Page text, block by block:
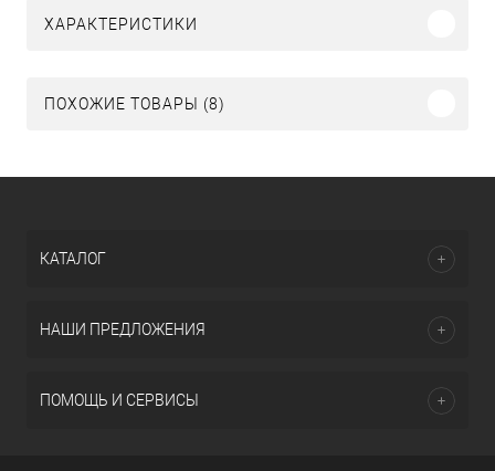
ХАРАКТЕРИСТИКИ
ПОХОЖИЕ ТОВАРЫ (8)
КАТАЛОГ
НАШИ ПРЕДЛОЖЕНИЯ
ПОМОЩЬ И СЕРВИСЫ